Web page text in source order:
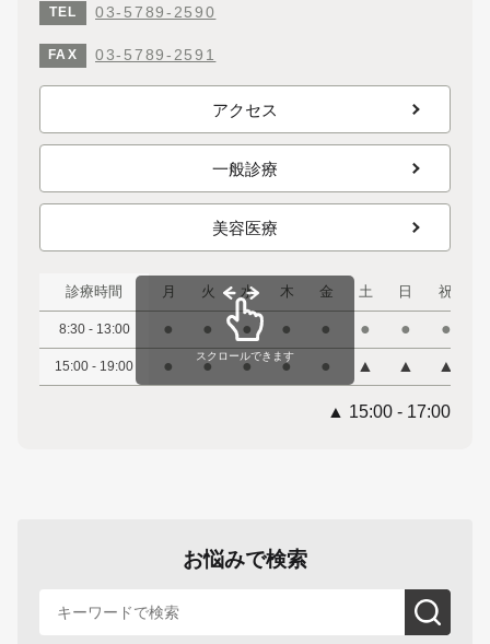
TEL 03-5789-2590
FAX 03-5789-2591
アクセス
一般診療
美容医療
診療時間 月 火 水 木 金 土 日 祝
8:30 - 13:00 ● ● ● ● ● ● ● ●
15:00 - 19:00 ● ● ● ● ● ▲ ▲ ▲
スクロールできます
▲ 15:00 - 17:00
お悩みで検索